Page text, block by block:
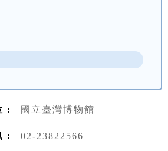
: 國立臺灣博物館
: 02-23822566